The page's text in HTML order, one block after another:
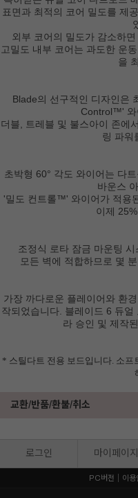
표면과 최적의 코어 밀도를 제
외부 코어의 밀도가 감소하
고밀도 내부 코어는 과도한 운
을
Blade의 선구적인 디자인은
Control™' 와
더블, 트레블 및 불스아이 존에
링 파워
초박형 60° 각도 와이어는 다
바운스
'밀도 컨트롤™' 와이어가 적용
이제
조정식 로타 잠금 마운팅
모든 벽에 적합하므로 몇
가장 까다로운 플레이어와 환
작되었습니다. 블레이드 6 듀
라 승인 및 제작
* 스틸다트 전용 보드입니다. 소프
교환/반품/환불/취소
로그인 마이페이지
PC버전 이용